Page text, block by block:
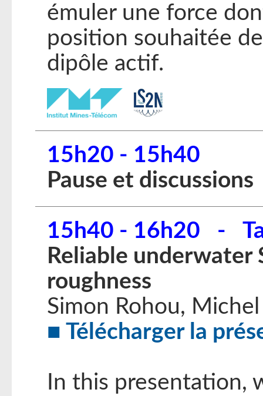
émuler une force
position souhaitée
dipôle actif.
15h20 - 15h40
Pause et discussions
15h40 - 16h20 -
Reliable underwater
roughness
Simon Rohou,
Télécharger la
In this presentation,